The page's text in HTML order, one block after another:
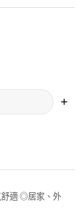
適 ◎居家、外